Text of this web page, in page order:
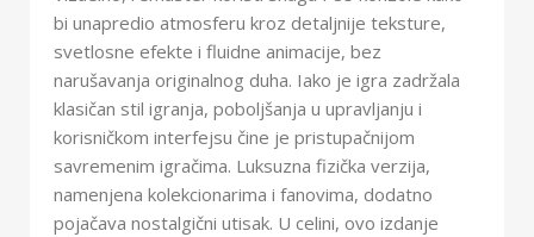
bi unapredio atmosferu kroz detaljnije teksture,
svetlosne efekte i fluidne animacije, bez
narušavanja originalnog duha. Iako je igra zadržala
klasičan stil igranja, poboljšanja u upravljanju i
korisničkom interfejsu čine je pristupačnijom
savremenim igračima. Luksuzna fizička verzija,
namenjena kolekcionarima i fanovima, dodatno
pojačava nostalgični utisak. U celini, ovo izdanje